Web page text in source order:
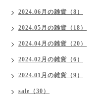
2024.06月の雑貨（8）
2024.05月の雑貨（18）
2024.04月の雑貨（20）
2024.02月の雑貨（6）
2024.01月の雑貨（9）
sale（30）